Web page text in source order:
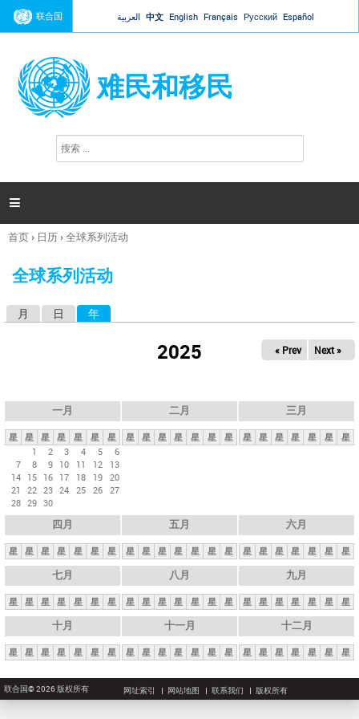
Jump to navigation
联合国 العربية 中文 English Français Русский Español
难民和移民
搜
索

你
这
首页› 日历›全球系列活动
全球系列活动
月 日 年
2025 « Prev Next »
一月
星 星 星 星 星 星
星
1
2 3 4 5
6
7
8 9 10 11 12
13
14 15 16 17 18 19 20
21
22 23 24 25 26 27
28 29 30
二月
星 星 星 星 星 星 星
三月
星 星 星 星 星 星 星
四月
星 星 星 星 星 星 星
五月
星 星 星 星 星 星 星
六月
星 星 星 星 星 星 星
七月
星 星 星 星 星 星 星
八月
星 星 星 星 星 星 星
九月
星 星 星 星 星 星 星
十月
星 星 星 星 星 星 星
十一月
星 星 星 星 星 星 星
十二月
星 星 星 星 星 星 星
联合国© 2026 版权所有 网址索引 网站地图 联系我们 版权所有